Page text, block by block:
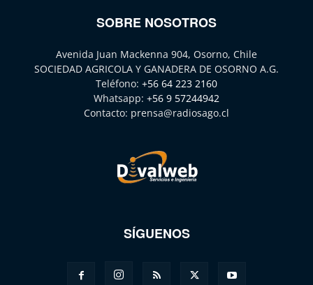
SOBRE NOSOTROS
Avenida Juan Mackenna 904, Osorno, Chile
SOCIEDAD AGRICOLA Y GANADERA DE OSORNO A.G.
Teléfono: +56 64 223 2160
Whatsapp: +56 9 57244942
Contacto: prensa@radiosago.cl
SÍGUENOS